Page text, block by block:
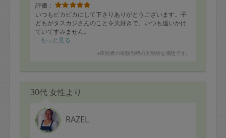
評価：
いつもピカピカにして下さりありがとうございます。子
どもがタスカジさんのことを大好きで、いつも追いかけ
ていてすみません。
もっと見る
※依頼者の依頼当時の主観的な感想です。
30代 女性より
RAZEL